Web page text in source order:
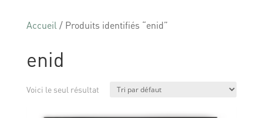
Accueil / Produits identifiés “enid”
enid
Voici le seul résultat